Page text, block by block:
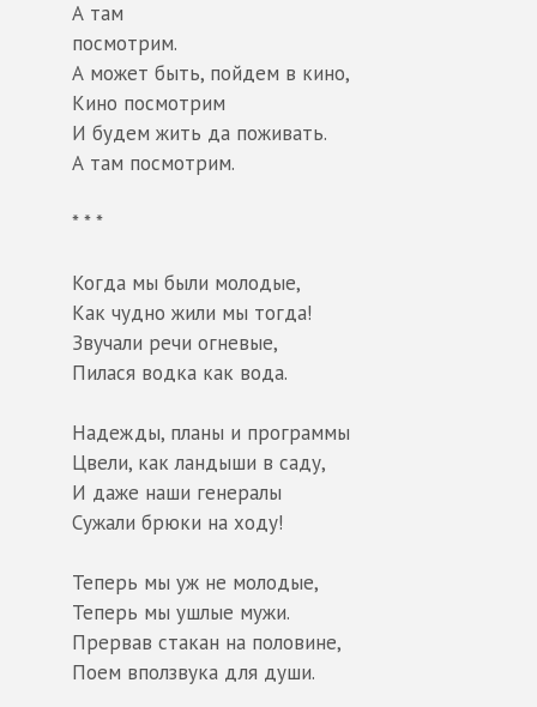
А там
посмотрим.
А может быть, пойдем в кино,
Кино посмотрим
И будем жить да поживать.
А там посмотрим.
* * *
Когда мы были молодые,
Как чудно жили мы тогда!
Звучали речи огневые,
Пилася водка как вода.
Надежды, планы и программы
Цвели, как ландыши в саду,
И даже наши генералы
Сужали брюки на ходу!
Теперь мы уж не молодые,
Теперь мы ушлые мужи.
Прервав стакан на половине,
Поем вползвука для души.